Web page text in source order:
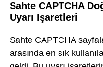
Sahte CAPTCHA
Uyarı İşaretleri
Sahte CAPTCHA
arasında en sık